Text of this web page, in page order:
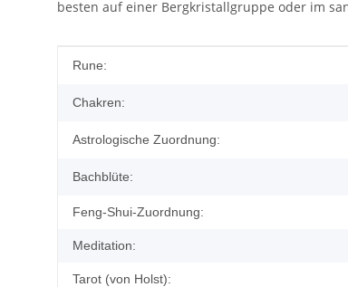
besten auf einer Bergkristallgruppe oder im
Produkteigenschaft
Wert
Rune:
Chakren:
Astrologische Zuordnung:
Bachblüte:
Feng-Shui-Zuordnung:
Meditation:
Tarot (von Holst):